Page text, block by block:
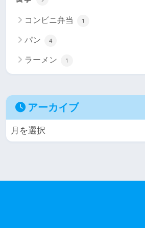
コンビニ弁当 1
パン 4
ラーメン 1
アーカイブ